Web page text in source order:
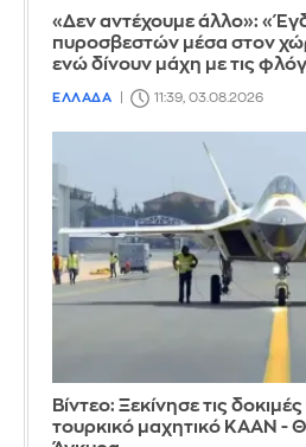
«Δεν αντέχουμε άλλο»:
πυροσβεστών μέσα στον
ενώ δίνουν μάχη με τις
ΕΛΛΑΔΑ 11:39, 03.08.2026
Βίντεο: Ξεκίνησε τις
τουρκικό μαχητικό KAAN -